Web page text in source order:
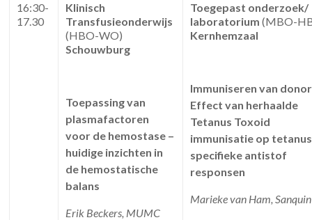
16:30-
17.30
Klinisch
Transfusieonderwijs
(HBO-WO)
Schouwburg
Toepassing van
plasmafactoren
voor de hemostase –
huidige inzichten in
de hemostatische
balans
Erik Beckers, MUMC
Toegepast onderzoek/
laboratorium(MBO-
Kernhemzaal
Immuniseren van
Effect van herhaalde
Tetanus Toxoid
immunisatie op
specifieke antistof
responsen
Marieke van Ham, Sanquin